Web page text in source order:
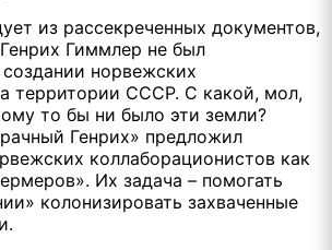
из рассекреченных документов,
Гиммлер не был
норвежских
территории СССР. С какой, мол,
то бы ни было эти земли?
Генрих» предложил
коллаборационистов как
Их задача – помогать
колонизировать захваченные